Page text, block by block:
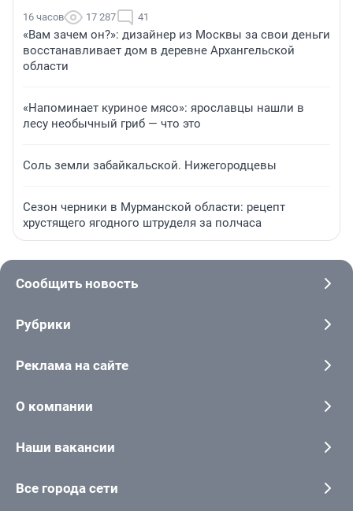
16 часов 17 287 41
«Вам зачем он?»: дизайнер из Москвы за свои деньги
восстанавливает дом в деревне Архангельской
области
«Напоминает куриное мясо»: ярославцы нашли в
лесу необычный гриб — что это
Соль земли забайкальской. Нижегородцевы
Сезон черники в Мурманской области: рецепт
хрустящего ягодного штруделя за полчаса
Сообщить новость
Рубрики
Реклама на сайте
О компании
Наши вакансии
Все города сети